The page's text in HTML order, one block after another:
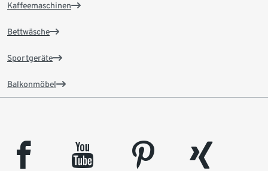
Kaffeemaschinen
Bettwäsche
Sportgeräte
Balkonmöbel
facebook youtube pinterest xing